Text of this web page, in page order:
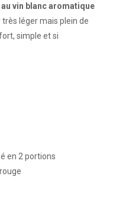
au vin blanc aromatique
léger mais plein de
simple et si
en 2 portions